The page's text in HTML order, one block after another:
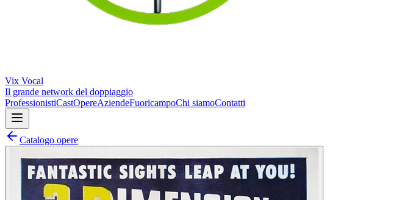
Vix Vocal
Il grande network del doppiaggio
ProfessionistiCastOpereAziendeFuoricampoChi siamoContatti
Catalogo opere